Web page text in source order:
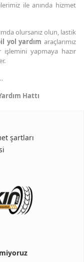
ile anında hizmet
olursanız olun, lastik
yol yardımaraçlarımız
yapmaya hazır
Hattı
şartları